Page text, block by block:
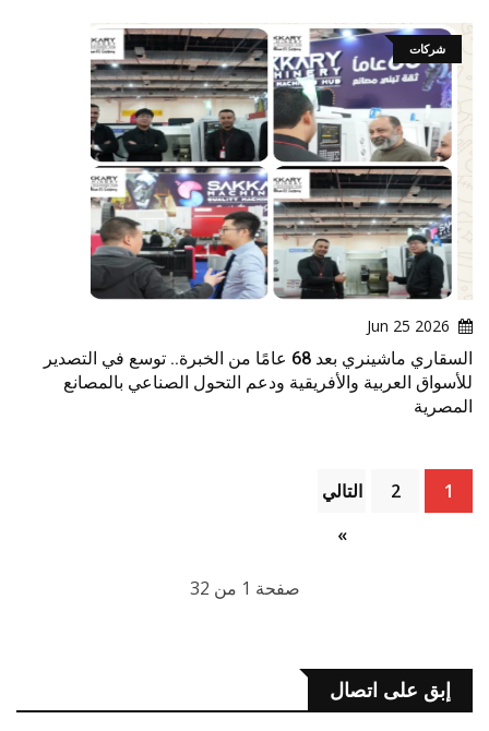
شركات
2026 Jun 25
السقاري ماشينري بعد 68 عامًا من الخبرة.. توسع في التصدير
للأسواق العربية والأفريقية ودعم التحول الصناعي بالمصانع
المصرية
1
2
التالي
»
صفحة 1 من 32
إبق على اتصال